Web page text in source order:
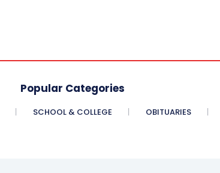
Popular Categories
SCHOOL & COLLEGE OBITUARIES